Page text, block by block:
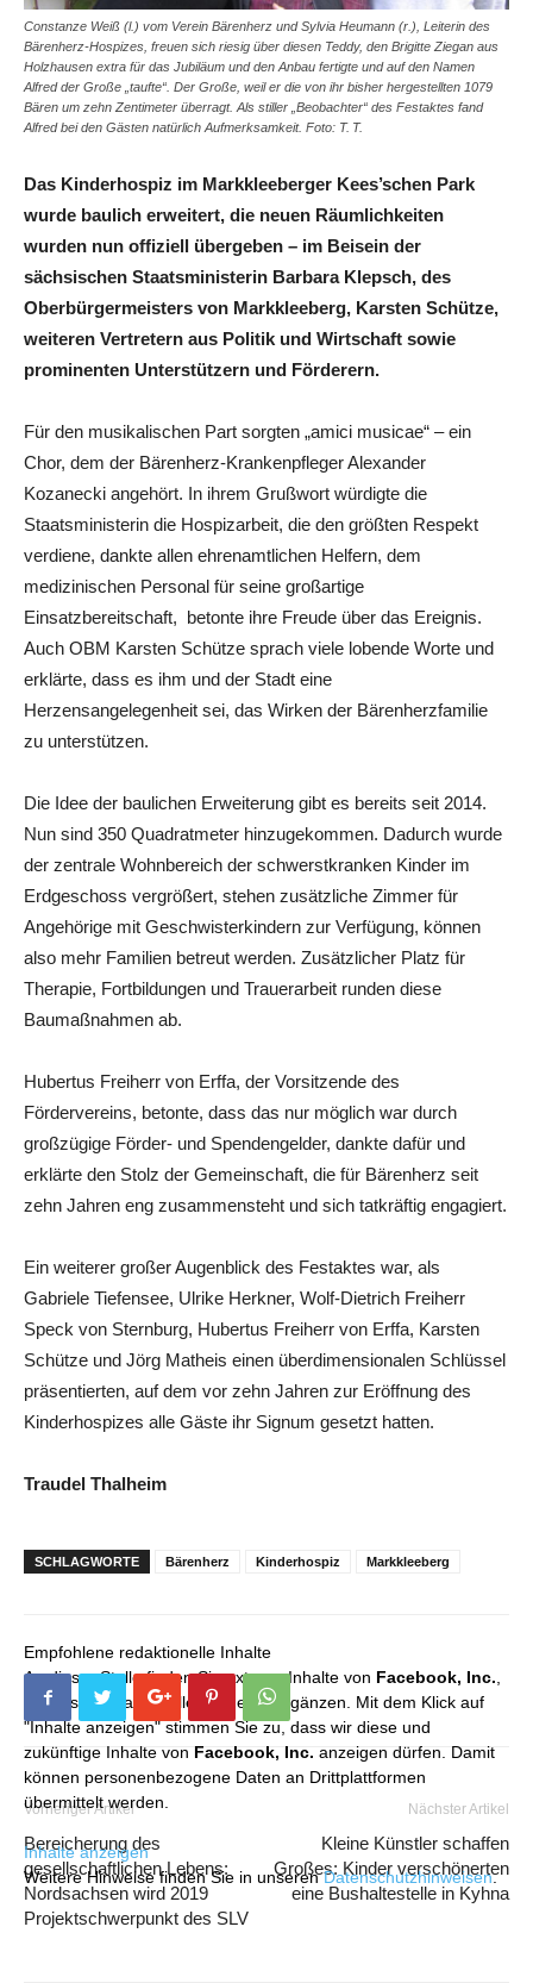
Constanze Weiß (l.) vom Verein Bärenherz und Sylvia Heumann (r.), Leiterin des
Bärenherz-Hospizes, freuen sich riesig über diesen Teddy, den Brigitte Ziegan aus
Holzhausen extra für das Jubiläum und den Anbau fertigte und auf den Namen
Alfred der Große „taufte“. Der Große, weil er die von ihr bisher hergestellten 1079
Bären um zehn Zentimeter überragt. Als stiller „Beobachter“ des Festaktes fand
Alfred bei den Gästen natürlich Aufmerksamkeit. Foto: T. T.
Das Kinderhospiz im Markkleeberger Kees’schen Park
wurde baulich erweitert, die neuen Räumlichkeiten
wurden nun offiziell übergeben – im Beisein der
sächsischen Staatsministerin Barbara Klepsch, des
Oberbürgermeisters von Markkleeberg, Karsten Schütze,
weiteren Vertretern aus Politik und Wirtschaft sowie
prominenten Unterstützern und Förderern.
Für den musikalischen Part sorgten „amici musicae“ – ein
Chor, dem der Bärenherz-Krankenpfleger Alexander
Kozanecki angehört. In ihrem Grußwort würdigte die
Staatsministerin die Hospizarbeit, die den größten Respekt
verdiene, dankte allen ehrenamtlichen Helfern, dem
medizinischen Personal für seine großartige
Einsatzbereitschaft, betonte ihre Freude über das Ereignis.
Auch OBM Karsten Schütze sprach viele lobende Worte und
erklärte, dass es ihm und der Stadt eine
Herzensangelegenheit sei, das Wirken der Bärenherzfamilie
zu unterstützen.
Die Idee der baulichen Erweiterung gibt es bereits seit 2014.
Nun sind 350 Quadratmeter hinzugekommen. Dadurch wurde
der zentrale Wohnbereich der schwerstkranken Kinder im
Erdgeschoss vergrößert, stehen zusätzliche Zimmer für
Angehörige mit Geschwisterkindern zur Verfügung, können
also mehr Familien betreut werden. Zusätzlicher Platz für
Therapie, Fortbildungen und Trauerarbeit runden diese
Baumaßnahmen ab.
Hubertus Freiherr von Erffa, der Vorsitzende des
Fördervereins, betonte, dass das nur möglich war durch
großzügige Förder- und Spendengelder, dankte dafür und
erklärte den Stolz der Gemeinschaft, die für Bärenherz seit
zehn Jahren eng zusammensteht und sich tatkräftig engagiert.
Ein weiterer großer Augenblick des Festaktes war, als
Gabriele Tiefensee, Ulrike Herkner, Wolf-Dietrich Freiherr
Speck von Sternburg, Hubertus Freiherr von Erffa, Karsten
Schütze und Jörg Matheis einen überdimensionalen Schlüssel
präsentierten, auf dem vor zehn Jahren zur Eröffnung des
Kinderhospizes alle Gäste ihr Signum gesetzt hatten.
Traudel Thalheim
SCHLAGWORTE Bärenherz Kinderhospiz Markkleeberg
Empfohlene redaktionelle Inhalte
An dieser Stelle finden Sie externe Inhalte von Facebook, Inc.
die unser redaktionelles Angebot ergänzen. Mit dem Klick auf
"Inhalte anzeigen" stimmen Sie zu, dass wir diese und
zukünftige Inhalte von Facebook, Inc. anzeigen dürfen. Damit
können personenbezogene Daten an Drittplattformen
übermittelt werden.
Inhalte anzeigen
Weitere Hinweise finden Sie in unserenDatenschutzhinweisen.
Vorheriger Artikel
Bereicherung des
gesellschaftlichen Lebens:
Nordsachsen wird 2019
Projektschwerpunkt des SLV
Nächster Artikel
Kleine Künstler schaffen
Großes: Kinder verschönerten
eine Bushaltestelle in Kyhna